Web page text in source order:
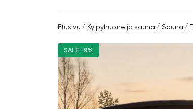
Etusivu / Kylpyhuone ja sauna / Sauna /
SALE -9%